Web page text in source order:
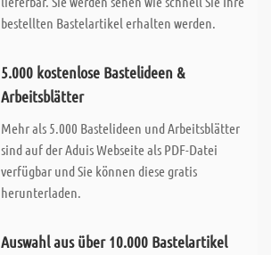
bestellten Bastelartikel erhalten werden.
5.000 kostenlose Bastelideen &
Arbeitsblätter
Mehr als 5.000 Bastelideen und Arbeitsblätter
sind auf der Aduis Webseite als PDF-Datei
verfügbar und Sie können diese gratis
herunterladen.
Auswahl aus über 10.000 Bastelartikel